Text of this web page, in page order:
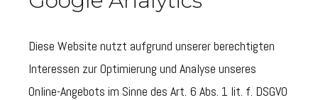
Diese Website nutzt aufgrund unserer berechtigten
Interessen zur Optimierung und Analyse unseres
Online-Angebots im Sinne des Art. 6 Abs. 1 lit. f. DSGVO